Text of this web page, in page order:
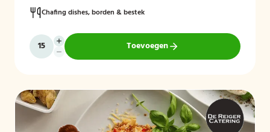
Chafing dishes, borden & bestek
Toevoegen